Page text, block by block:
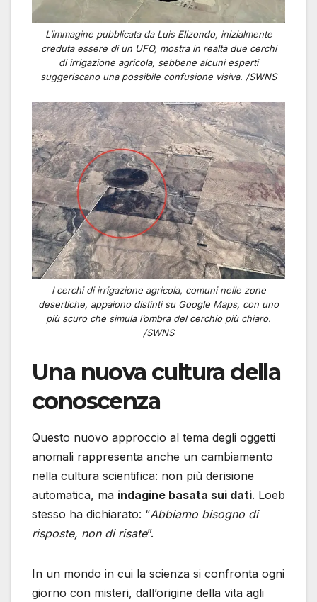
L’immagine pubblicata da Luis Elizondo, inizialmente
creduta essere di un UFO, mostra in realtà due cerchi
di irrigazione agricola, sebbene alcuni esperti
suggeriscano una possibile confusione visiva. /SWNS
I cerchi di irrigazione agricola, comuni nelle zone
desertiche, appaiono distinti su Google Maps, con uno
più scuro che simula l’ombra del cerchio più chiaro.
/SWNS
Una nuova cultura della
conoscenza
Questo nuovo approccio al tema degli oggetti
anomali rappresenta anche un cambiamento
nella cultura scientifica: non più derisione
automatica, ma indagine basata sui dati. Loeb
stesso ha dichiarato: “Abbiamo bisogno di
risposte, non di risate”.
In un mondo in cui la scienza si confronta ogni
giorno con misteri, dall’origine della vita agli